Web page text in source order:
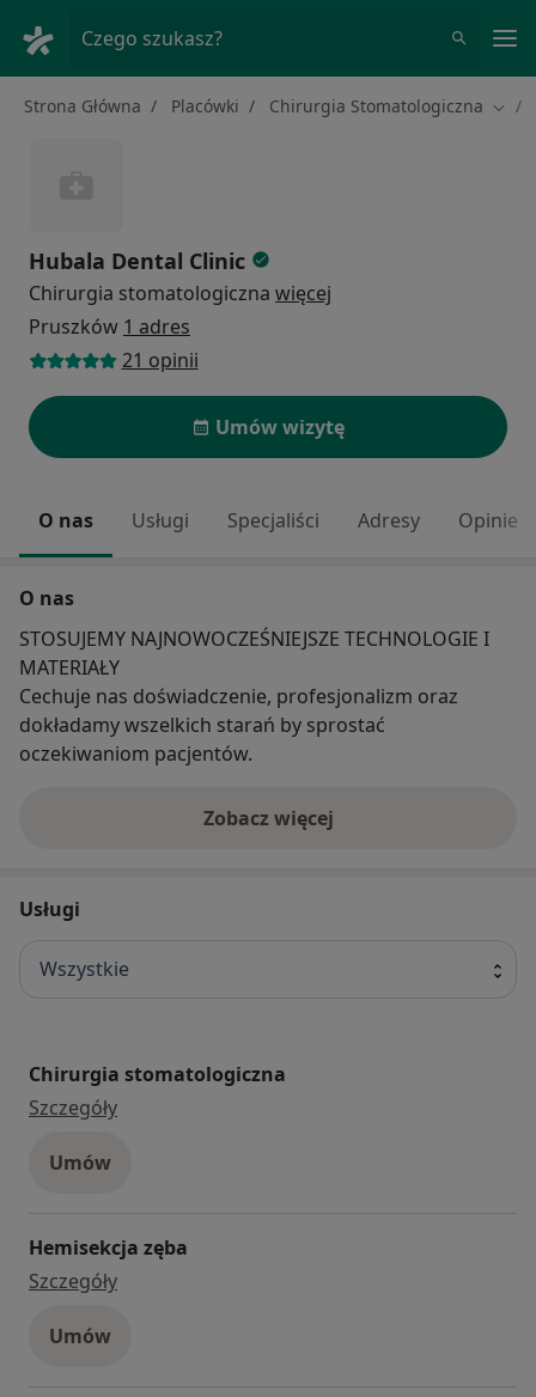
Czego szukasz?
Strona Główna Placówki Chirurgia Stomatologiczna
Hubala Dental Clinic
Chirurgia stomatologiczna więcej
Pruszków 1 adres
21 opinii
Umów wizytę
O nas Usługi Specjaliści Adresy Opinie
O nas
STOSUJEMY NAJNOWOCZEŚNIEJSZE TECHNOLOGIE I
MATERIAŁY
Cechuje nas doświadczenie, profesjonalizm oraz
dokładamy wszelkich starań by sprostać
oczekiwaniom pacjentów.
Zobacz więcej
Usługi
Wszystkie
Chirurgia stomatologiczna
Szczegółychirurgia stomatologiczna
Umów
Hemisekcja zęba
Szczegółyhemisekcja zęba
Umów